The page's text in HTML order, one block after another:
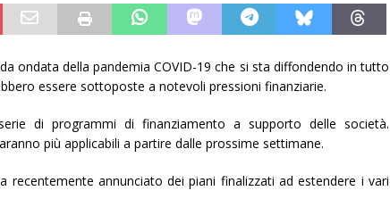
ondata della pandemia COVID-19 che si sta diffondendo in tutto
essere sottoposte a notevoli pressioni finanziarie.
di programmi di finanziamento a supporto delle società.
più applicabili a partire dalle prossime settimane.
recentemente annunciato dei piani finalizzati ad estendere i vari